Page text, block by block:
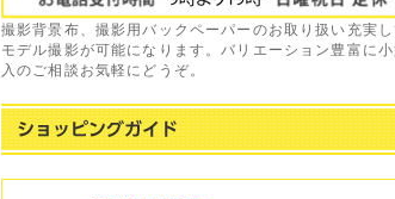
撮影背景布、撮影用バックペーパーのお取り扱い充実
モデル撮影が可能になります。バリエーション豊富に
入のご相談お気軽にどうぞ。